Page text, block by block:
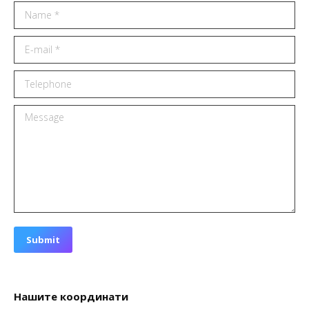
Name *
E-mail *
Telephone
Message
Submit
Нашите координати